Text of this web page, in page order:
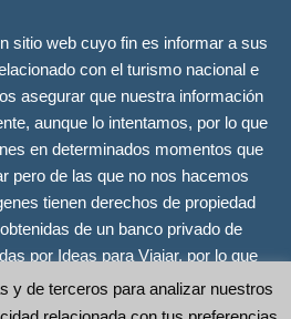
sitio web cuyo fin es informar a sus
con el turismo nacional e
asegurar que nuestra información
aunque lo intentamos, por lo que
en determinados momentos que
pero de las que no nos hacemos
tienen derechos de propiedad
de un banco privado de
por Ideas para Viajar, por lo que
Se incluyen únicamente
guardan relación alguna con las
y de terceros para analizar nuestros